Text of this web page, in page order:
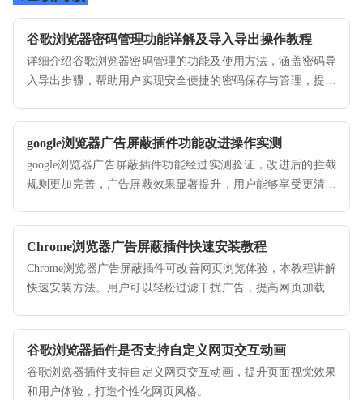
谷歌浏览器密码管理功能详解及导入导出操作教程
详细介绍谷歌浏览器密码管理的功能及使用方法，涵盖密码导
入导出步骤，帮助用户实现安全便捷的密码保存与管理，提升
google浏览器广告屏蔽插件功能改进操作实测
google浏览器广告屏蔽插件功能经过实测验证，改进后的拦截
规则更加完善，广告屏蔽效果显著提升，用户能够享受更清爽
Chrome浏览器广告屏蔽插件快速安装教程
Chrome浏览器广告屏蔽插件可改善网页浏览体验，本教程讲解
快速安装方法。用户可以轻松过滤干扰广告，提高网页加载速
谷歌浏览器插件是否支持自定义网页交互动画
谷歌浏览器插件支持自定义网页交互动画，提升页面视觉效果
和用户体验，打造个性化网页风格。